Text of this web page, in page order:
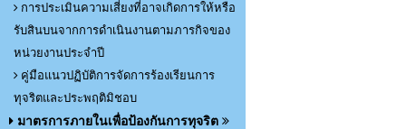
การประเมินความเสี่ยงที่อาจเกิดการให้หรือ
รับสินบนจากการดำเนินงานตามภารกิจของ
หน่วยงานประจำปี
คู่มือแนวปฏิบัติการจัดการร้องเรียนการ
ทุจริตและประพฤติมิชอบ
มาตรการภายในเพื่อป้องกันการทุจริต